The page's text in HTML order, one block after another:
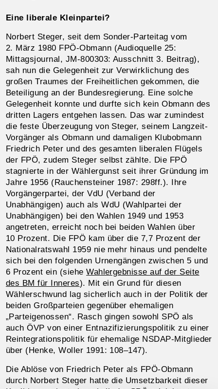
Eine liberale Kleinpartei?
Norbert Steger, seit dem Sonder-Parteitag vom
2. März 1980 FPÖ-Obmann (Audioquelle 25:
Mittagsjournal, JM‑800303: Ausschnitt 3. Beitrag),
sah nun die Gelegenheit zur Verwirklichung des
großen Traumes der Freiheitlichen gekommen, die
Beteiligung an der Bundesregierung. Eine solche
Gelegenheit konnte und durfte sich kein Obmann des
dritten Lagers entgehen lassen. Das war zumindest
die feste Überzeugung von Steger, seinem Langzeit-
Vorgänger als Obmann und damaligen Klubobmann
Friedrich Peter und des gesamten liberalen Flügels
der FPÖ, zudem Steger selbst zählte. Die FPÖ
stagnierte in der Wählergunst seit ihrer Gründung im
Jahre 1956 (Rauchensteiner 1987: 298ff.). Ihre
Vorgängerpartei, der VdU (Verband der
Unabhängigen) auch als WdU (Wahlpartei der
Unabhängigen) bei den Wahlen 1949 und 1953
angetreten, erreicht noch bei beiden Wahlen über
10 Prozent. Die FPÖ kam über die 7,7 Prozent der
Nationalratswahl 1959 nie mehr hinaus und pendelte
sich bei den folgenden Urnengängen zwischen 5 und
6 Prozent ein (sieheWahlergebnisse auf der Seite
des BM für Inneres). Mit ein Grund für diesen
Wählerschwund lag sicherlich auch in der Politik der
beiden Großparteien gegenüber ehemaligen
„Parteigenossen“. Rasch gingen sowohl SPÖ als
auch ÖVP von einer Entnazifizierungspolitik zu einer
Reintegrationspolitik für ehemalige NSDAP-Mitglieder
über (Henke, Woller 1991: 108–147).
Die Ablöse von Friedrich Peter als FPÖ-Obmann
durch Norbert Steger hatte die Umsetzbarkeit dieser